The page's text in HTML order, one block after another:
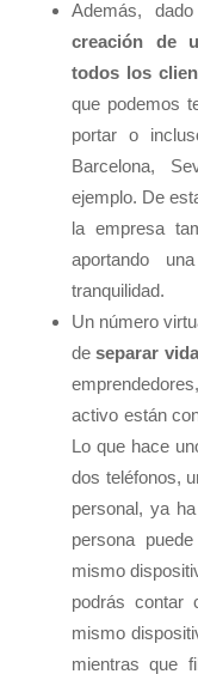
Además,
creación de
todos los
que podemos
portar o
Barcelona,
ejemplo. De
la empresa
aportando
tranquilidad.
Un número
deseparar
activo están
Lo que hace
dos teléfonos,
personal, ya
persona
mismo
podrás contar
mismo
mientras que